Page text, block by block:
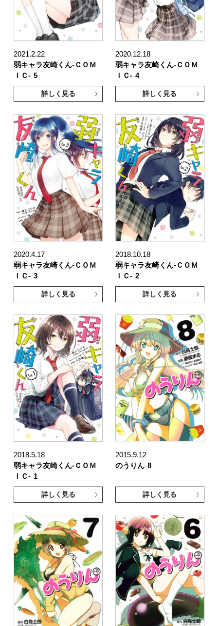
2021.2.22
弱キャラ友崎くん-ＣＯＭ
ＩＣ- 5
詳しく見る
2020.12.18
弱キャラ友崎くん-ＣＯＭ
ＩＣ- 4
詳しく見る
2020.4.17
弱キャラ友崎くん-ＣＯＭ
ＩＣ- 3
詳しく見る
2018.10.18
弱キャラ友崎くん-ＣＯＭ
ＩＣ- 2
詳しく見る
2018.5.18
弱キャラ友崎くん-ＣＯＭ
ＩＣ- 1
詳しく見る
2015.9.12
のうりん 8
詳しく見る